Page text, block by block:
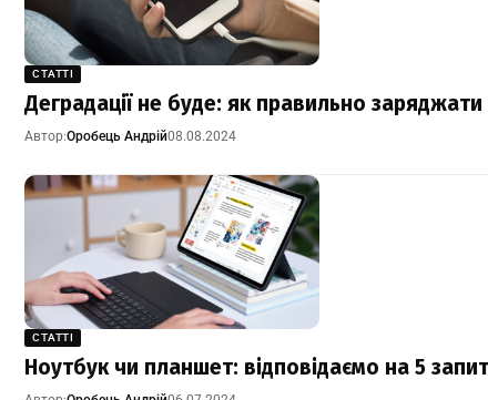
СТАТТІ
Деградації не буде: як правильно
Автор:Оробець Андрій08.08.2024
СТАТТІ
Ноутбук чи планшет: відповідаємо на 5